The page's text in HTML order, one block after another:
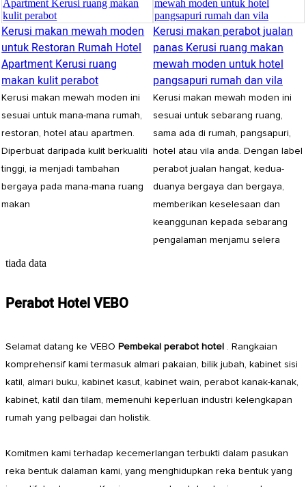
Kerusi makan mewah moden
untuk Restoran Rumah Hotel
Apartment Kerusi ruang
makan kulit perabot
Kerusi makan mewah moden ini
sesuai untuk mana-mana rumah,
restoran, hotel atau apartmen.
Diperbuat daripada kulit berkualiti
tinggi, ia menjadi tambahan
bergaya pada mana-mana ruang
makan
Kerusi makan perabot jualan
panas Kerusi ruang makan
mewah moden untuk hotel
pangsapuri rumah dan vila
Kerusi makan mewah moden ini
sesuai untuk sebarang ruang,
sama ada di rumah, pangsapuri,
hotel atau vila anda. Dengan label
perabot jualan hangat, kedua-
duanya bergaya dan bergaya,
memberikan keselesaan dan
keanggunan kepada sebarang
pengalaman menjamu selera
tiada data
Perabot Hotel VEBO
Selamat datang ke VEBO Pembekal perabot hotel
. Rangkaian
komprehensif kami termasuk almari pakaian, bilik jubah, kabinet sisi
katil, almari buku, kabinet kasut, kabinet wain, perabot kanak-kanak,
kabinet, katil dan tilam, memenuhi keperluan industri kelengkapan
rumah yang pelbagai dan holistik.
Komitmen kami terhadap kecemerlangan terbukti dalam pasukan
reka bentuk dalaman kami, yang menghidupkan reka bentuk yang